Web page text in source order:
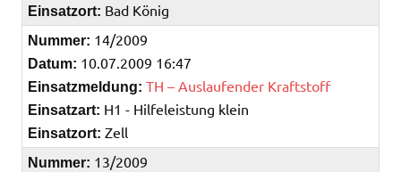
Einsatzort: Bad König
Nummer: 14/2009
Datum: 10.07.2009 16:47
Einsatzmeldung: TH – Auslaufender Kraftstoff
Einsatzart: H1 - Hilfeleistung klein
Einsatzort: Zell
Nummer: 13/2009